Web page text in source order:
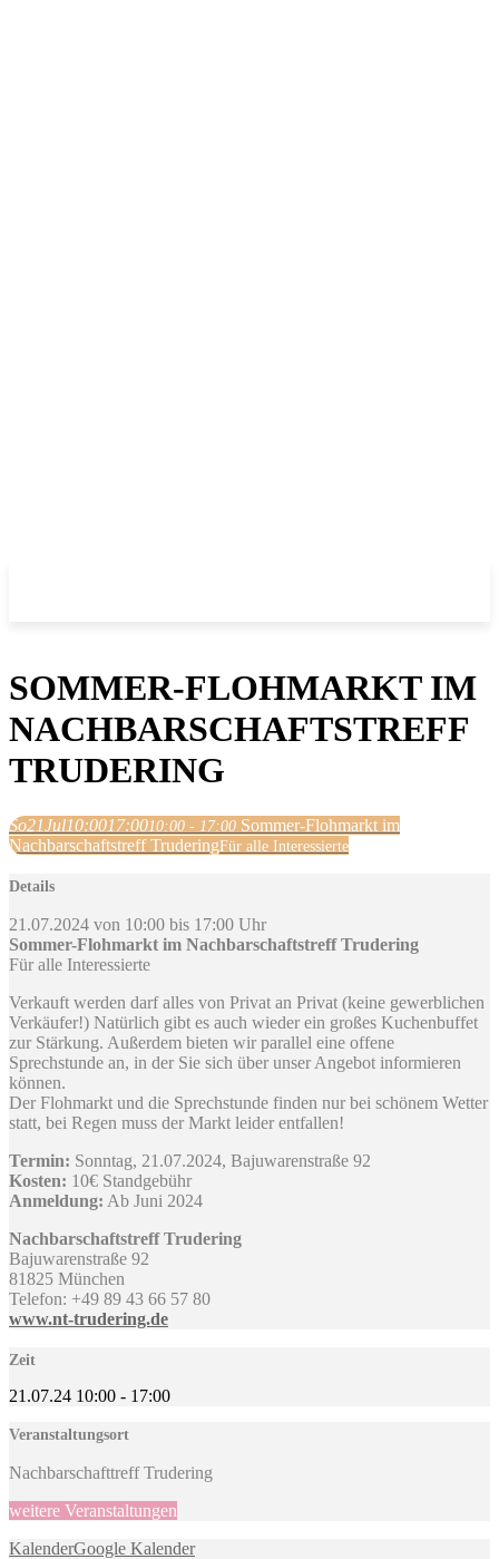
SOMMER-FLOHMARKT IM
NACHBARSCHAFTSTREFF
TRUDERING
So21Jul10:0017:0010:00 - 17:00 Sommer-Flohmarkt im
Nachbarschaftstreff TruderingFür alle Interessierte
Details
21.07.2024 von 10:00 bis 17:00 Uhr
Sommer-Flohmarkt im Nachbarschaftstreff Trudering
Für alle Interessierte
Verkauft werden darf alles von Privat an Privat (keine gewerblichen
Verkäufer!) Natürlich gibt es auch wieder ein großes Kuchenbuffet
zur Stärkung. Außerdem bieten wir parallel eine offene
Sprechstunde an, in der Sie sich über unser Angebot informieren
können.
Der Flohmarkt und die Sprechstunde finden nur bei schönem Wetter
statt, bei Regen muss der Markt leider entfallen!
Termin: Sonntag, 21.07.2024, Bajuwarenstraße 92
Kosten: 10€ Standgebühr
Anmeldung: Ab Juni 2024
Nachbarschaftstreff Trudering
Bajuwarenstraße 92
81825 München
Telefon: +49 89 43 66 57 80
www.nt-trudering.de
Zeit
21.07.24 10:00 - 17:00
Veranstaltungsort
Nachbarschafttreff Trudering
weitere Veranstaltungen
KalenderGoogle Kalender